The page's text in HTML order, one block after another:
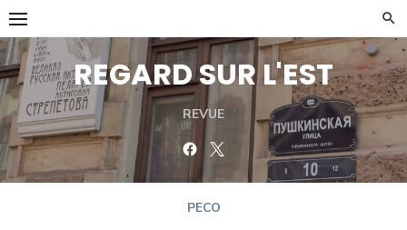
Skip
to
content
REGARD SUR L'EST
REVUE
FacebookTwitter
PECO